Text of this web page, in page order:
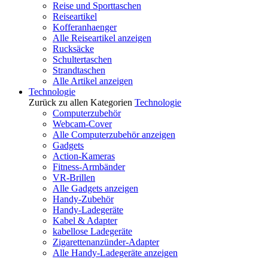
Reise und Sporttaschen
Reiseartikel
Kofferanhaenger
Alle Reiseartikel anzeigen
Rucksäcke
Schultertaschen
Strandtaschen
Alle Artikel anzeigen
Technologie
Zurück zu allen Kategorien Technologie
Computerzubehör
Webcam-Cover
Alle Computerzubehör anzeigen
Gadgets
Action-Kameras
Fitness-Armbänder
VR-Brillen
Alle Gadgets anzeigen
Handy-Zubehör
Handy-Ladegeräte
Kabel & Adapter
kabellose Ladegeräte
Zigarettenanzünder-Adapter
Alle Handy-Ladegeräte anzeigen